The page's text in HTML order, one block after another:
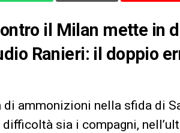
il Milan mette in
Ranieri: il doppio
ammonizioni nella sfida di
sia i compagni,